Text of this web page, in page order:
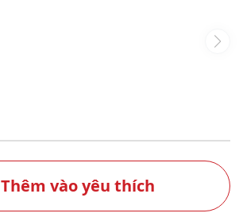
Thêm vào yêu thích